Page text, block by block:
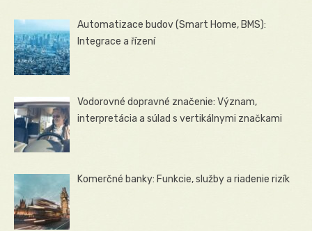
Automatizace budov (Smart Home, BMS):
Integrace a řízení
Vodorovné dopravné značenie: Význam,
interpretácia a súlad s vertikálnymi značkami
Komerčné banky: Funkcie, služby a riadenie rizík